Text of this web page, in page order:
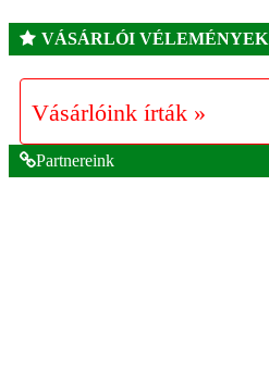
VÁSÁRLÓI VÉLEMÉNYEK
Vásárlóink írták »
Partnereink